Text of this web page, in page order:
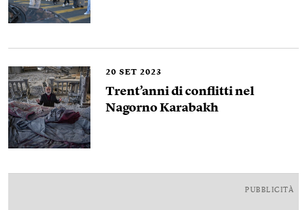
20 SET 2023
Trent’anni di conflitti nel
Nagorno Karabakh
PUBBLICITÀ